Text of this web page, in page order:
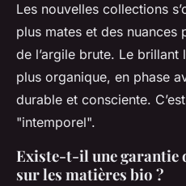
Les nouvelles collections
plus mates et des
de l’argile brute. Le
plus organique, en phase
durable et consciente.
"intemporel".
Existe-t-il une garantie
sur les matières bio ?